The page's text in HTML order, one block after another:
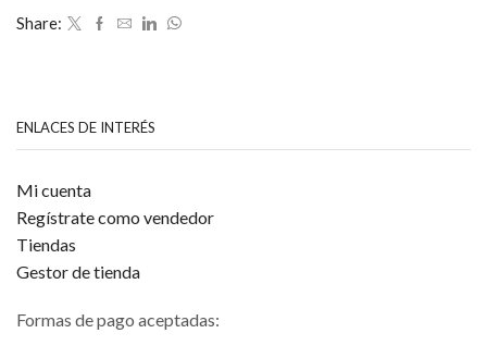
Share:
ENLACES DE INTERÉS
Mi cuenta
Regístrate como vendedor
Tiendas
Gestor de tienda
Formas de pago aceptadas: